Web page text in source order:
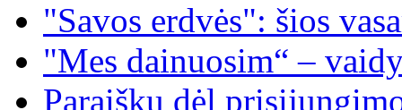
"Savos erdvės": šios
"Mes dainuosim“ –
Paraiškų dėl